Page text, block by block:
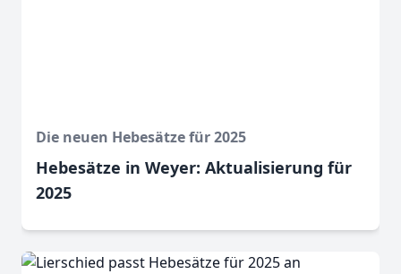
Die neuen Hebesätze für 2025
Hebesätze in Weyer: Aktualisierung für
2025